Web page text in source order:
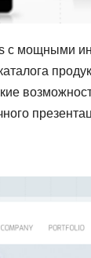
с мощными